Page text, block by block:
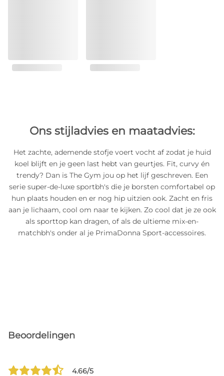
Ons stijladvies en maatadvies:
Het zachte, ademende stofje voert vocht af zodat je huid
koel blijft en je geen last hebt van geurtjes. Fit, curvy én
trendy? Dan is The Gym jou op het lijf geschreven. Een
serie super-de-luxe sportbh's die je borsten comfortabel op
hun plaats houden en er nog hip uitzien ook. Zacht en fris
aan je lichaam, cool om naar te kijken. Zo cool dat je ze ook
als sporttop kan dragen, of als de ultieme mix-en-
matchbh's onder al je PrimaDonna Sport-accessoires.
Beoordelingen
4.66/5